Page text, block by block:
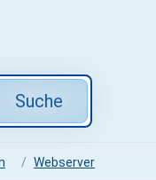
Suche
Webserver